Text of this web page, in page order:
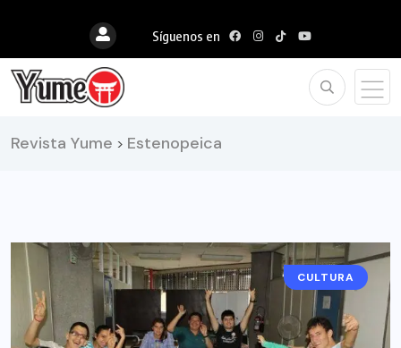
Síguenos en
Revista Yume > Estenopeica
CULTURA